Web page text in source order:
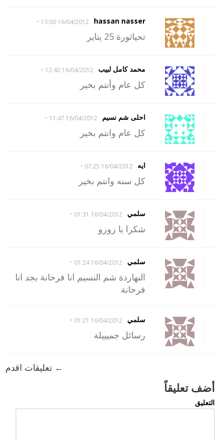
hassan nasser
16/04/2012 13:00
-
تحياثورة 25 يناير
محمد كامل لبيب 16/04/2012 12:42
-
كل عام وأنتم بخير
احلى شم نسيم 16/04/2012 11:47
-
كل عام وانتم بخير
ايه 16/04/2012 07:25
-
كل سنه وانتم بخير
سلمي 16/04/2012 01:31
-
شكرا يا زوزو
سلمي 16/04/2012 01:24
-
النهاردة شم النسيم انا فرحانة بجد انا
فرحانة
سلمي 16/04/2012 01:21
-
رسائل جميييلة
← تعليقات اقدم
أضف تعليقاً
التعليق